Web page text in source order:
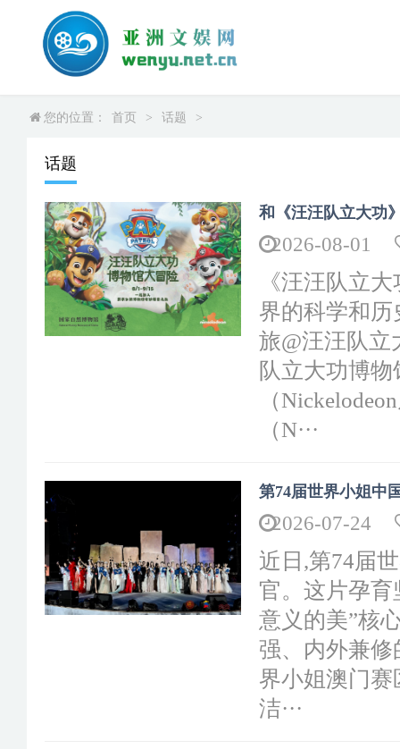
您的位置： 首页 > 话题 >
话题
和《汪汪队立大功
2026-08-01
《汪汪队立
界的科学和
旅@汪汪队立
队立大功博
（
（N···
第74届世界小姐中
2026-07-24
近日,第74届
官。这片孕育
意义的美”核
强、内外兼修
界小姐澳门
洁···